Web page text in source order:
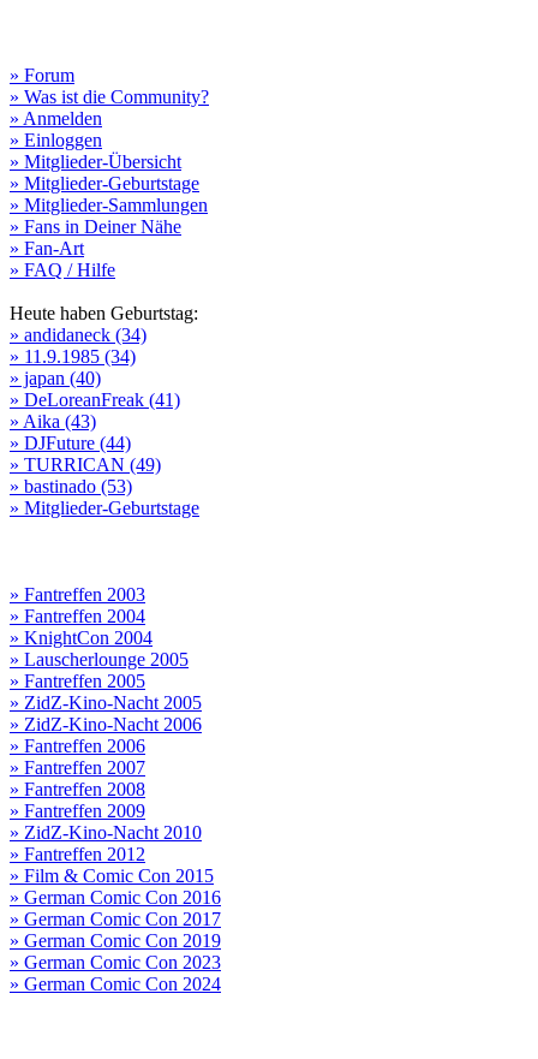
» Forum
» Was ist die Community?
» Anmelden
» Einloggen
» Mitglieder-Übersicht
» Mitglieder-Geburtstage
» Mitglieder-Sammlungen
» Fans in Deiner Nähe
» Fan-Art
» FAQ / Hilfe
Heute haben Geburtstag:
» andidaneck (34)
» 11.9.1985 (34)
» japan (40)
» DeLoreanFreak (41)
» Aika (43)
» DJFuture (44)
» TURRICAN (49)
» bastinado (53)
» Mitglieder-Geburtstage
» Fantreffen 2003
» Fantreffen 2004
» KnightCon 2004
» Lauscherlounge 2005
» Fantreffen 2005
» ZidZ-Kino-Nacht 2005
» ZidZ-Kino-Nacht 2006
» Fantreffen 2006
» Fantreffen 2007
» Fantreffen 2008
» Fantreffen 2009
» ZidZ-Kino-Nacht 2010
» Fantreffen 2012
» Film & Comic Con 2015
» German Comic Con 2016
» German Comic Con 2017
» German Comic Con 2019
» German Comic Con 2023
» German Comic Con 2024